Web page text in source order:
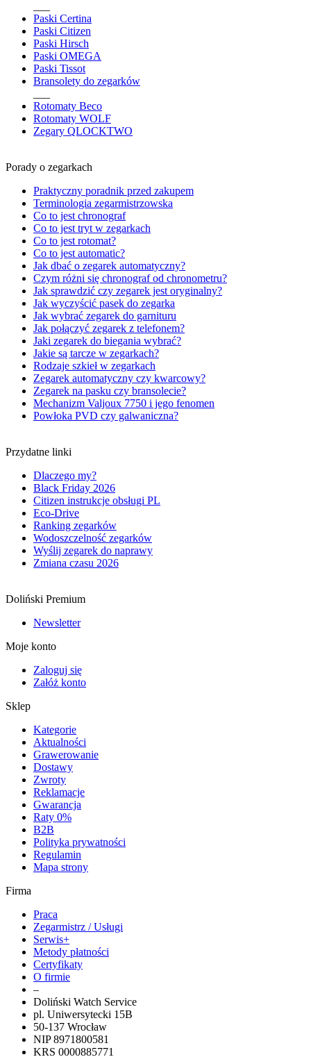
Paski Certina
Paski Citizen
Paski Hirsch
Paski OMEGA
Paski Tissot
Bransolety do zegarków
Rotomaty Beco
Rotomaty WOLF
Zegary QLOCKTWO
Porady o zegarkach
Praktyczny poradnik przed zakupem
Terminologia zegarmistrzowska
Co to jest chronograf
Co to jest tryt w zegarkach
Co to jest rotomat?
Co to jest automatic?
Jak dbać o zegarek automatyczny?
Czym różni się chronograf od chronometru?
Jak sprawdzić czy zegarek jest oryginalny?
Jak wyczyścić pasek do zegarka
Jak wybrać zegarek do garnituru
Jak połączyć zegarek z telefonem?
Jaki zegarek do biegania wybrać?
Jakie są tarcze w zegarkach?
Rodzaje szkieł w zegarkach
Zegarek automatyczny czy kwarcowy?
Zegarek na pasku czy bransolecie?
Mechanizm Valjoux 7750 i jego fenomen
Powłoka PVD czy galwaniczna?
Przydatne linki
Dlaczego my?
Black Friday 2026
Citizen instrukcje obsługi PL
Eco-Drive
Ranking zegarków
Wodoszczelność zegarków
Wyślij zegarek do naprawy
Zmiana czasu 2026
Doliński Premium
Newsletter
Moje konto
Zaloguj się
Załóż konto
Sklep
Kategorie
Aktualności
Grawerowanie
Dostawy
Zwroty
Reklamacje
Gwarancja
Raty 0%
B2B
Polityka prywatności
Regulamin
Mapa strony
Firma
Praca
Zegarmistrz / Usługi
Serwis+
Metody płatności
Certyfikaty
O firmie
–
Doliński Watch Service
pl. Uniwersytecki 15B
50-137 Wrocław
NIP 8971800581
KRS 0000885771